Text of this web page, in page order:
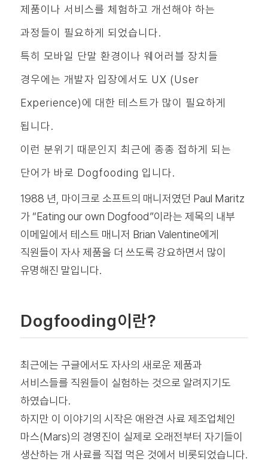
제품이나 서비스를 체험하고 개선해야 하는
과정들이 필요하게 되었습니다.
특히 모바일 단말 환경이나 웨어러블 장치들
경우에는 개발자 입장에서도 UX (User
Experience)에 대한 테스트가 많이 필요하게
됩니다.
이런 분위기 때문인지 최근에 종종 접하게 되는
단어가 바로 Dogfooding 입니다.
1988 년, 마이크로 소프트의 매니저였던 Paul Maritz
가 “Eating our own Dogfood”이라는 제목의 내부
이메일에서 테스트 매니저 Brian Valentine에게
직원들이 자사 제품을 더 쓰도록 강요하면서 많이
유명해진 말입니다.
Dogfooding이란?
최근에는 구글에서도 자사의 새로운 제품과
서비스들를 직원들이 실험하는 것으로 알려지기도
하였습니다.
하지만 이 이야기의 시작은 애완견 사료 제조업체인
마스(Mars)의 경영진이 실제로 오래전부터 자기들이
생산하는 개 사료를 직접 먹은 것에서 비롯되었습니다.